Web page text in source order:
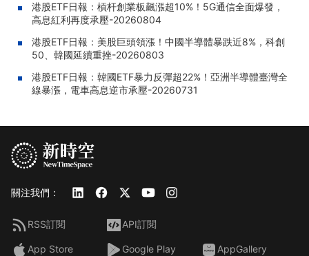
港股ETF日報：槓杆創業板飆漲超10%！5G通信全面爆發，
高息紅利再度承壓-20260804
港股ETF日報：美股巨頭領漲！中國半導體暴跌近8%，科創
50、韓國延續重挫-20260803
港股ETF日報：韓國ETF暴力反彈超22%！亞洲半導體臺灣全
線暴漲，電車高息逆市承壓-20260731
關注我們：
RSS訂閱 API訂閱
App Store Google Play AppGallery